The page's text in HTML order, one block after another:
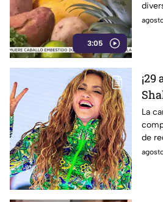
3:05
libre.
¡29
la
La
de